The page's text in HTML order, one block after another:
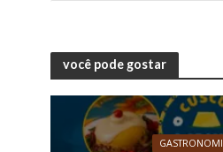
você pode gostar